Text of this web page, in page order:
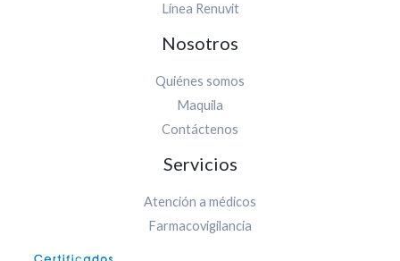
Línea Renuvit
Nosotros
Quiénes somos
Maquila
Contáctenos
Servicios
Atención a médicos
Farmacovigilancia